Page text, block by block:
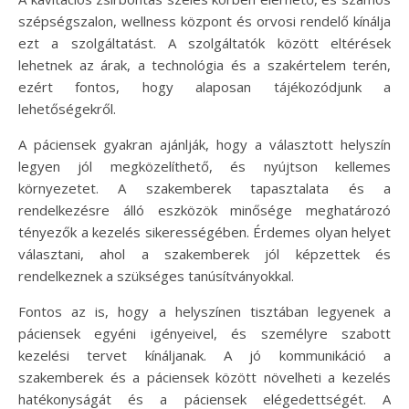
szépségszalon, wellness központ és orvosi rendelő kínálja
ezt a szolgáltatást. A szolgáltatók között eltérések
lehetnek az árak, a technológia és a szakértelem terén,
ezért fontos, hogy alaposan tájékozódjunk a
lehetőségekről.
A páciensek gyakran ajánlják, hogy a választott helyszín
legyen jól megközelíthető, és nyújtson kellemes
környezetet. A szakemberek tapasztalata és a
rendelkezésre álló eszközök minősége meghatározó
tényezők a kezelés sikerességében. Érdemes olyan helyet
választani, ahol a szakemberek jól képzettek és
rendelkeznek a szükséges tanúsítványokkal.
Fontos az is, hogy a helyszínen tisztában legyenek a
páciensek egyéni igényeivel, és személyre szabott
kezelési tervet kínáljanak. A jó kommunikáció a
szakemberek és a páciensek között növelheti a kezelés
hatékonyságát és a páciensek elégedettségét. A